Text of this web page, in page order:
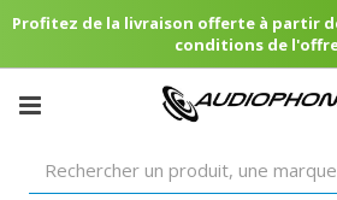
Profitez de la livraison offerte à partir
conditions de